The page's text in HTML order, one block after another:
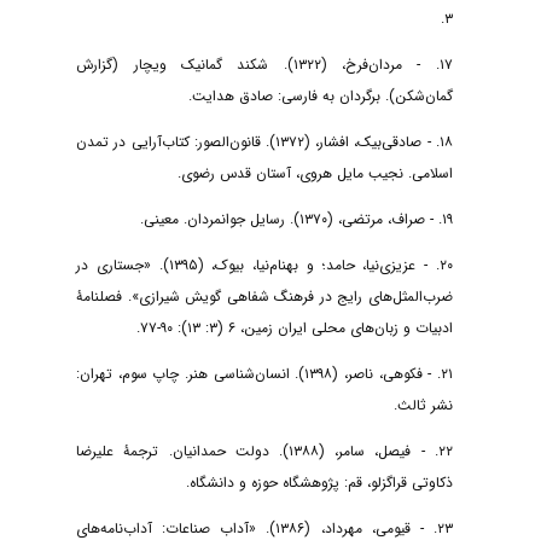
۱۷. - مردان‌فرخ، (۱۳۲۲). شکند گمانیک ویچار (گزارش
گمان‌شکن). برگردان به فارسی: صادق هدایت.
۱۸. - صادقی‌بیک، افشار، (۱۳۷۲). قانون‌الصور: کتاب‌آرایی در تمدن
اسلامی. نجیب مایل هروی، آستان قدس رضوی.
۲۰. - عزیزی‌نیا، حامد؛ و بهنام‌نیا، بیوک، (۱۳۹۵). «جستاری در
ضرب‌المثل‌های رایج در فرهنگ شفاهی گویش شیرازی». فصلنامۀ
ادبیات و زبان‌های محلی ایران زمین، ۶ (۳: ۱۳): ۹۰-۷۷.
۲۱. - فکوهی، ناصر، (۱۳۹۸). انسان‌شناسی هنر. چاپ سوم، تهران:
نشر ثالث.
۲۲. - فیصل، سامر، (۱۳۸۸). دولت حمدانیان. ترجمۀ علیرضا
ذکاوتی قراگزلو، قم: پژوهشگاه حوزه و دانشگاه.
۲۳. - قیومی، مهرداد، (۱۳۸۶). «آداب صناعات: آداب‌نامه‌های